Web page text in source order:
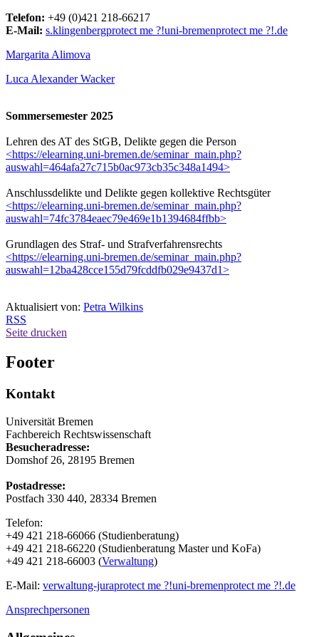
Telefon: +49 (0)421 218-66217
E-Mail: s.klingenbergprotect me ?!uni-bremenprotect me ?!.de
Margarita Alimova
Luca Alexander Wacker
Sommersemester 2025
Lehren des AT des StGB, Delikte gegen die Person
<https://elearning.uni-bremen.de/seminar_main.php?
auswahl=464afa27c715b0ac973cb35c348a1494>
Anschlussdelikte und Delikte gegen kollektive Rechtsgüter
<https://elearning.uni-bremen.de/seminar_main.php?
auswahl=74fc3784eaec79e469e1b1394684ffbb>
Grundlagen des Straf- und Strafverfahrensrechts
<https://elearning.uni-bremen.de/seminar_main.php?
auswahl=12ba428cce155d79fcddfb029e9437d1>
Aktualisiert von: Petra Wilkins
RSS
Seite drucken
Footer
Kontakt
Universität Bremen
Fachbereich Rechtswissenschaft
Besucheradresse:
Domshof 26, 28195 Bremen
Postadresse:
Postfach 330 440, 28334 Bremen
Telefon:
+49 421 218-66066 (Studienberatung)
+49 421 218-66220 (Studienberatung Master und KoFa)
+49 421 218-66003 (Verwaltung)
E-Mail: verwaltung-juraprotect me ?!uni-bremenprotect me ?!.de
Ansprechpersonen